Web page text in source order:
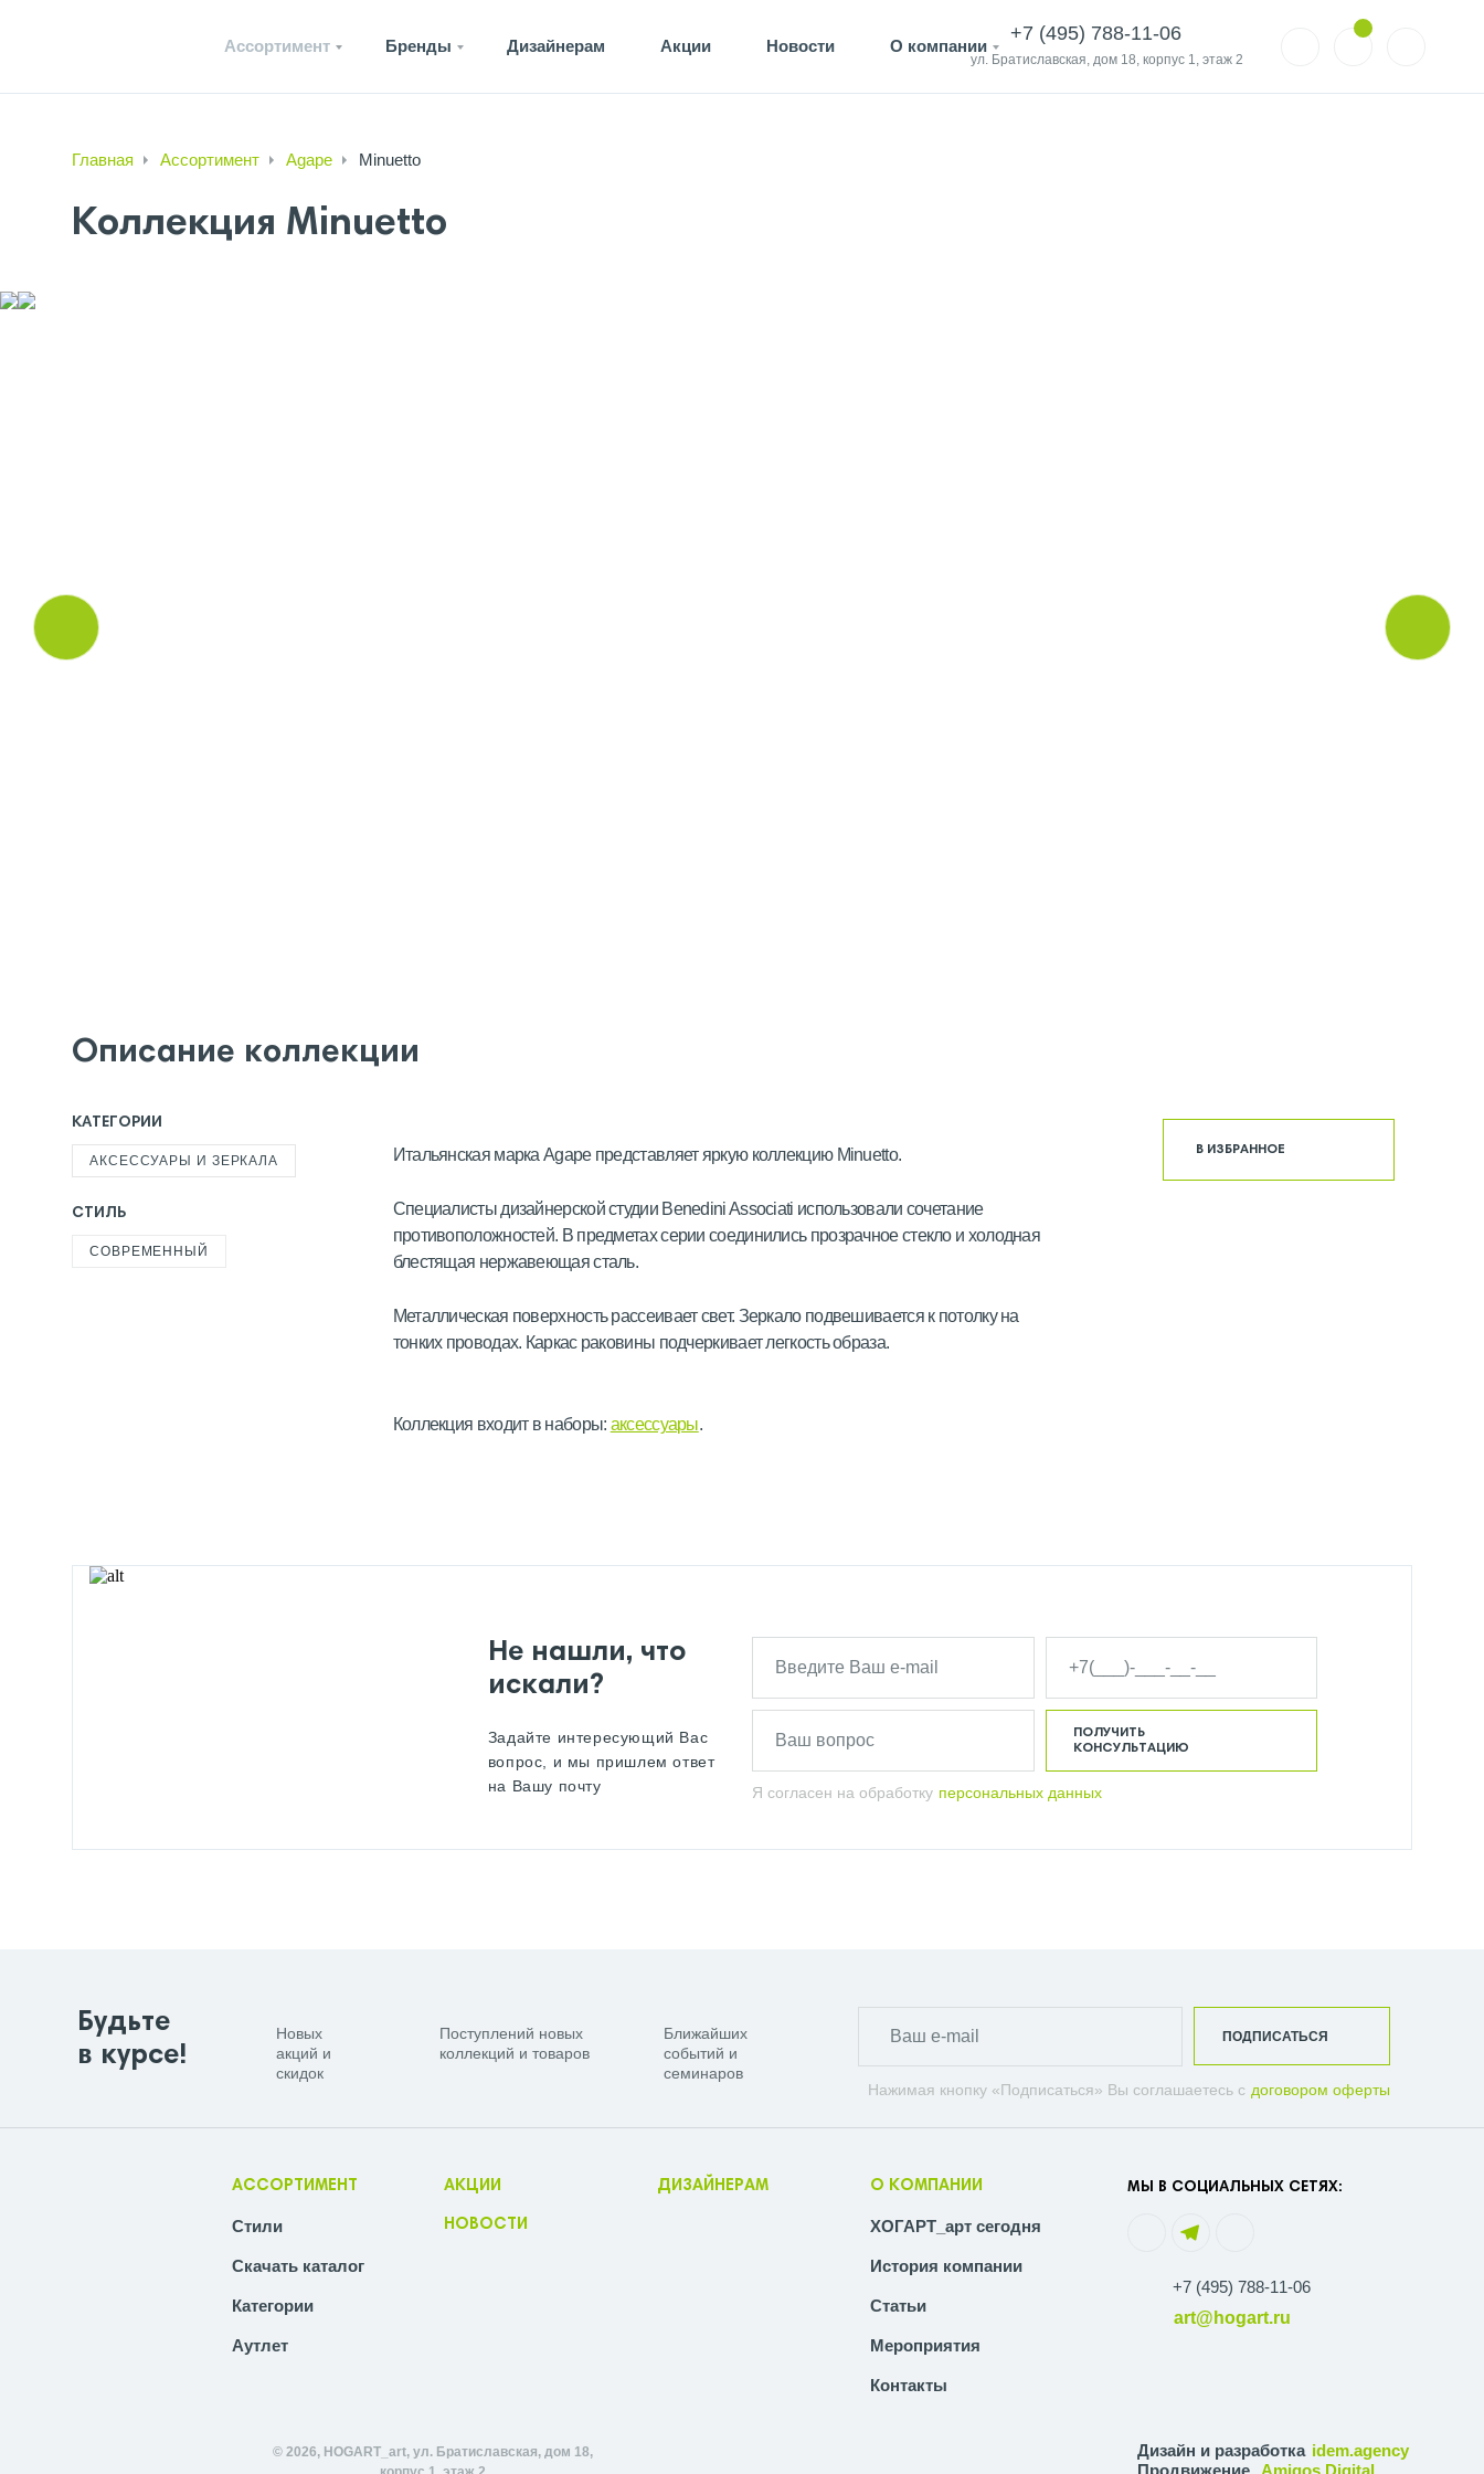
Ассортимент Бренды Дизайнерам Акции Новости О компании
+7 (495) 788-11-06
ул. Братиславская, дом 18, корпус 1, этаж 2
Главная Ассортимент Agape Minuetto
Коллекция Minuetto
Описание коллекции
КАТЕГОРИИ
АКСЕССУАРЫ И ЗЕРКАЛА
СТИЛЬ
СОВРЕМЕННЫЙ
Итальянская марка Agape представляет яркую коллекцию Minuetto.
Специалисты дизайнерской студии Benedini Associati использовали сочетание
противоположностей. В предметах серии соединились прозрачное стекло и холодная
блестящая нержавеющая сталь.
Металлическая поверхность рассеивает свет. Зеркало подвешивается к потолку на
тонких проводах. Каркас раковины подчеркивает легкость образа.
Коллекция входит в наборы: аксессуары.
В ИЗБРАННОЕ
Не нашли, что
искали?
Задайте интересующий Вас
вопрос, и мы пришлем ответ
на Вашу почту
Я согласен на обработку персональных данных
ПОЛУЧИТЬ
КОНСУЛЬТАЦИЮ
Будьте
в курсе!
Новых
акций и
скидок
Поступлений новых
коллекций и товаров
Ближайших
событий и
семинаров
Нажимая кнопку «Подписаться» Вы соглашаетесь с договором оферты
ПОДПИСАТЬСЯ
АССОРТИМЕНТ
Стили
Скачать каталог
Категории
Аутлет
АКЦИИ
НОВОСТИ
ДИЗАЙНЕРАМ О КОМПАНИИ
ХОГАРТ_арт сегодня
История компании
Статьи
Мероприятия
Контакты
МЫ В СОЦИАЛЬНЫХ СЕТЯХ:
+7 (495) 788-11-06
art@hogart.ru
© 2026, HOGART_art, ул. Братиславская, дом 18,
Дизайн и разработка idem.agency
Продвижение
Amigos Digital